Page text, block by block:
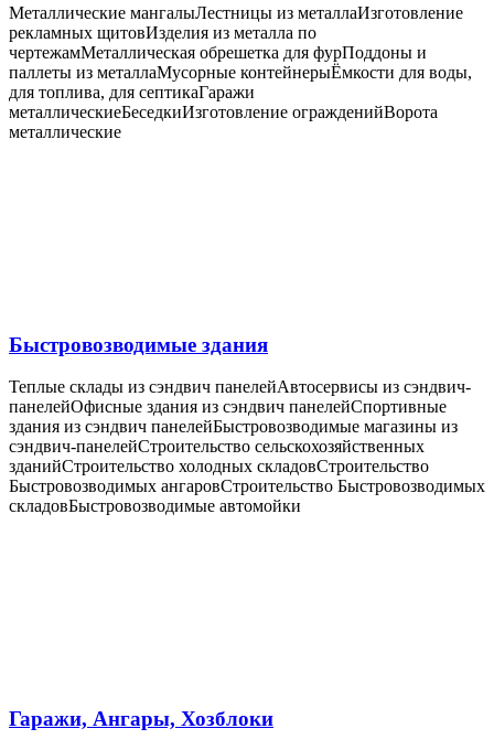
Металлические мангалыЛестницы из металлаИзготовление
рекламных щитовИзделия из металла по
чертежамМеталлическая обрешетка для фурПоддоны и
паллеты из металлаМусорные контейнерыЁмкости для воды,
для топлива, для септикаГаражи
металлическиеБеседкиИзготовление огражденийВорота
металлические
Быстровозводимые здания
Теплые склады из сэндвич панелейАвтосервисы из сэндвич-
панелейОфисные здания из сэндвич панелейСпортивные
здания из сэндвич панелейБыстровозводимые магазины из
сэндвич-панелейCтроительство сельскохозяйственных
зданийСтроительство холодных складовСтроительство
Быстровозводимых ангаровСтроительство Быстровозводимых
складовБыстровозводимые автомойки
Гаражи, Ангары, Хозблоки